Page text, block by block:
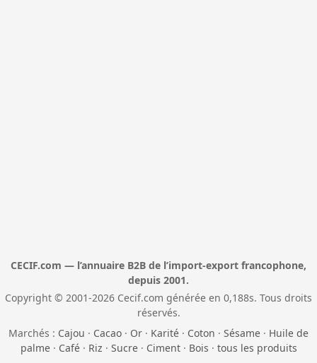
CECIF.com — l’annuaire B2B de l’import-export francophone,
depuis 2001.
Copyright © 2001-2026 Cecif.com générée en 0,188s. Tous droits
réservés.
Marchés : Cajou · Cacao · Or · Karité · Coton · Sésame · Huile de
palme· Café· Riz · Sucre· Ciment· Bois · tous les produits